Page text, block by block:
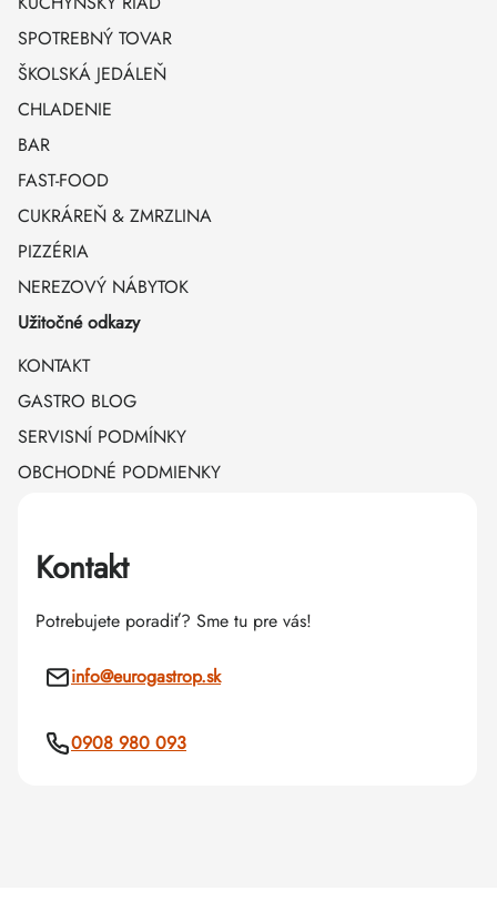
SPOTREBNÝ TOVAR
ŠKOLSKÁ JEDÁLEŇ
CHLADENIE
BAR
FAST-FOOD
CUKRÁREŇ & ZMRZLINA
PIZZÉRIA
NEREZOVÝ NÁBYTOK
Užitočné odkazy
KONTAKT
GASTRO BLOG
SERVISNÍ PODMÍNKY
OBCHODNÉ PODMIENKY
Kontakt
Potrebujete poradiť? Sme tu pre vás!
info@eurogastrop.sk
0908 980 093